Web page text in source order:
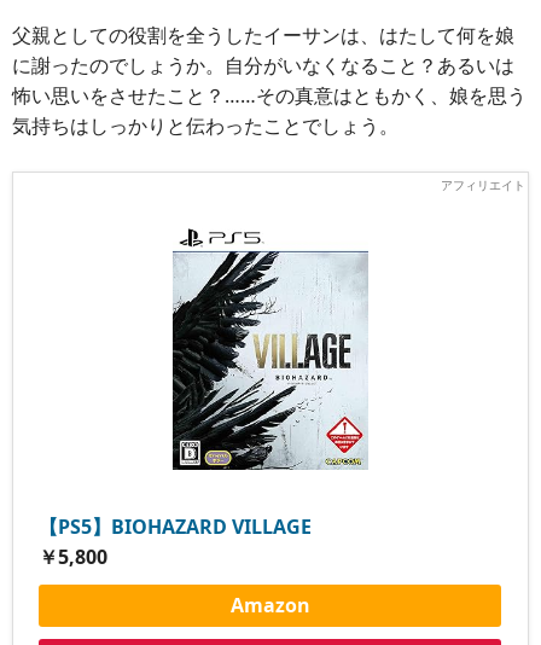
父親としての役割を全うしたイーサンは、はたして何を娘
に謝ったのでしょうか。自分がいなくなること？あるいは
怖い思いをさせたこと？……その真意はともかく、娘を思う
気持ちはしっかりと伝わったことでしょう。
【PS5】BIOHAZARD VILLAGE
￥5,800
Amazon